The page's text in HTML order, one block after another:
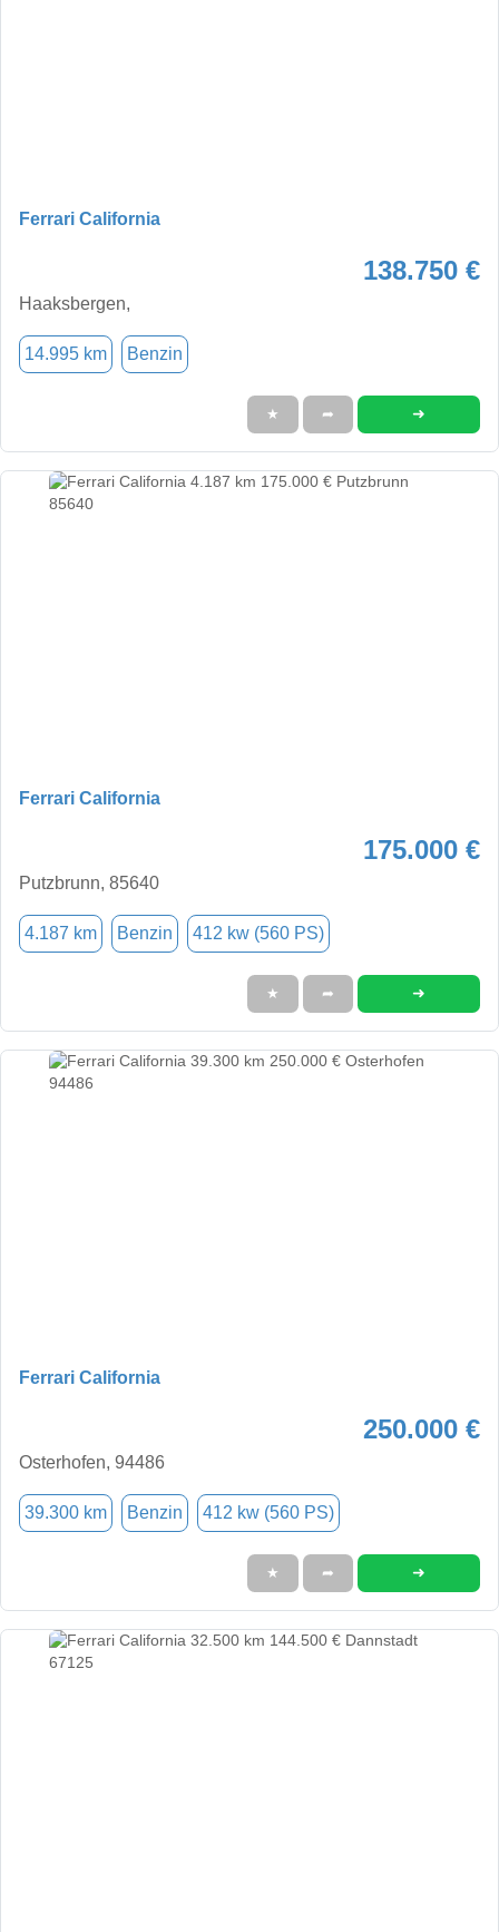
Ferrari California
138.750 €
Haaksbergen,
14.995 km Benzin
★ ➦ ➜
Ferrari California
175.000 €
Putzbrunn, 85640
4.187 km Benzin 412 kw (560 PS)
★ ➦ ➜
Ferrari California
250.000 €
Osterhofen, 94486
39.300 km Benzin 412 kw (560 PS)
★ ➦ ➜